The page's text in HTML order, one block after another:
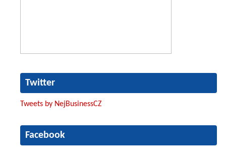
Twitter
Tweets by NejBusinessCZ
Facebook